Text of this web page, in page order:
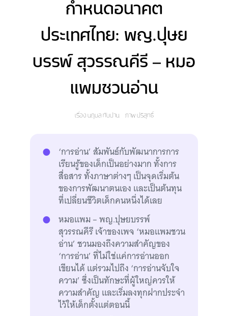
กำหนดอนาคต
ประเทศไทย: พญ.ปุษย
บรรพ์ สุวรรณคีรี – หมอ
แพมชวนอ่าน
เรื่อง นฤมล ทับปาน ภาพ ปริสุทธิ์
‘การอ่าน’ สัมพันธ์กับพัฒนาการการ
เรียนรู้ของเด็กเป็นอย่างมาก ทั้งการ
สื่อสาร ทั้งภาษาต่างๆ เป็นจุดเริ่มต้น
ของการพัฒนาตนเอง และเป็นต้นทุน
ที่เปลี่ยนชีวิตเด็กคนหนึ่งได้เลย
หมอแพม – พญ.ปุษยบรรพ์
สุวรรณคีรี เจ้าของเพจ ‘หมอแพมชวน
อ่าน’ ชวนมองถึงความสำคัญของ
‘การอ่าน’ ที่ไม่ใช่แค่การอ่านออก
เขียนได้ แต่รวมไปถึง ‘การอ่านจับใจ
ความ’ ซึ่งเป็นทักษะที่ผู้ใหญ่ควรให้
ความสำคัญ และเริ่มลงทุกฝากประจำ
ไว้ให้เด็กตั้งแต่ตอนนี้